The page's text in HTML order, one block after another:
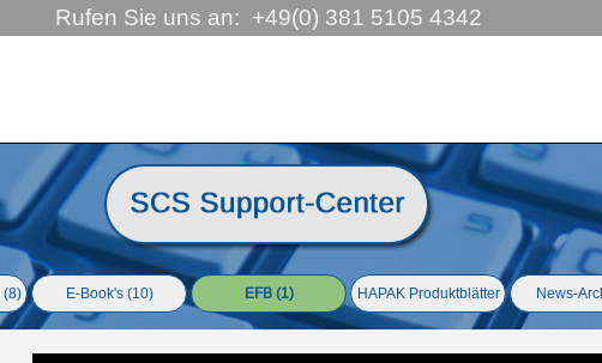
Rufen Sie uns an:  +49(0) 381 5105 4342
(8) E-Book's (10) EFB (1) ▼
HAPAK Produktblätter News-